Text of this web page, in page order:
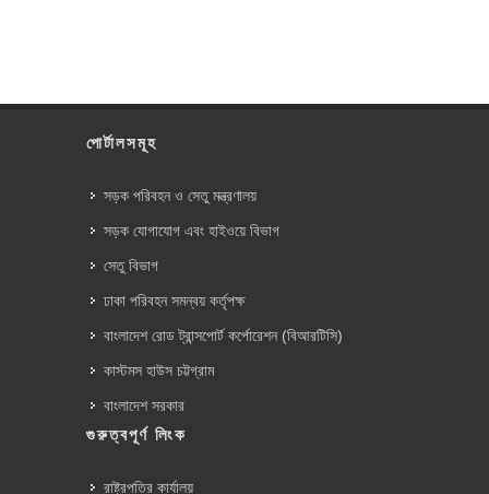
পোর্টালসমূহ
সড়ক পরিবহন ও সেতু মন্ত্রণালয়
সড়ক যোগাযোগ এবং হাইওয়ে বিভাগ
সেতু বিভাগ
ঢাকা পরিবহন সমন্বয় কর্তৃপক্ষ
বাংলাদেশ রোড ট্রান্সপোর্ট কর্পোরেশন (বিআরটিসি)
কাস্টমস হাউস চট্টগ্রাম
বাংলাদেশ সরকার
গুরুত্বপূর্ণ লিংক
রাষ্ট্রপতির কার্যালয়